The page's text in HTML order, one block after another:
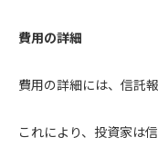
費用の詳細
費用の詳細には、信託
これにより、投資家は